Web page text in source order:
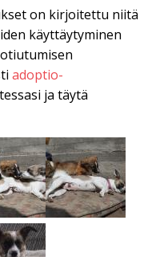
on kirjoitettu niitä
käyttäytyminen
adoptio-
ja täytä